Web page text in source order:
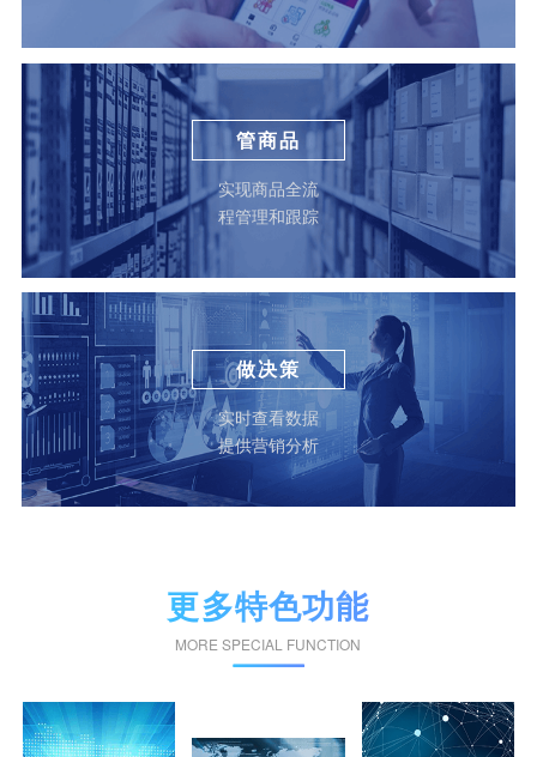
管商品
实现商品全流
程管理和跟踪
做决策
实时查看数据
提供营销分析
更多特色功能
MORE SPECIAL FUNCTION